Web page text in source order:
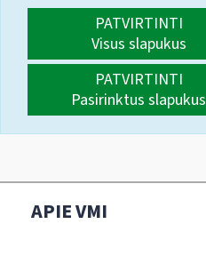
PATVIRTINTI
Visus slapukus
PATVIRTINTI
Pasirinktus slapukus
APIE VMI